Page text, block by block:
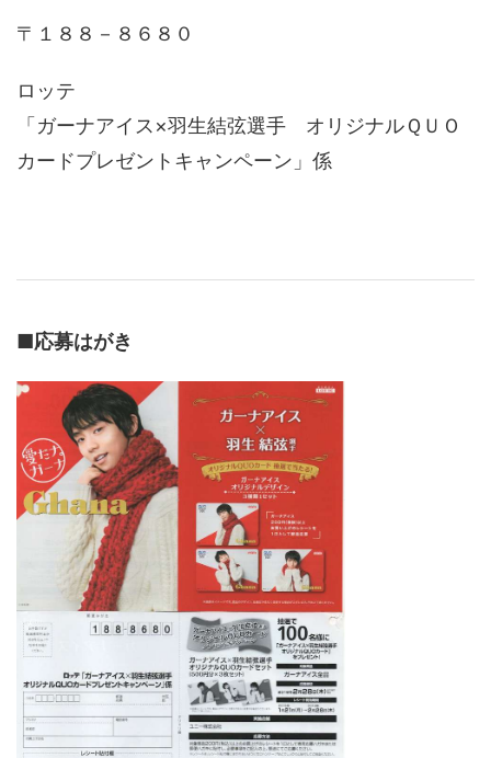
〒１８８－８６８０
ロッテ
「ガーナアイス×羽生結弦選手 オリジナルＱＵＯ
カードプレゼントキャンペーン」係
■応募はがき